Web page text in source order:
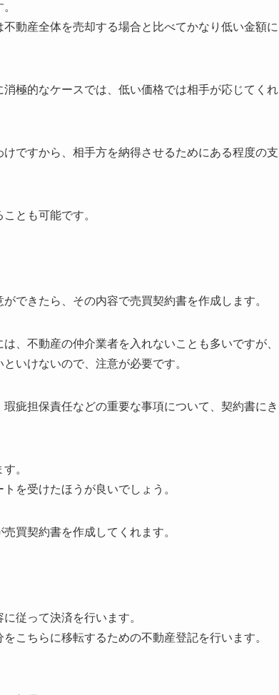
動産全体を売却する場合と比べてかなり低い金額に
極的なケースでは、低い価格では相手が応じてくれ
ですから、相手方を納得させるためにある程度の支
とも可能です。
できたら、その内容で売買契約書を作成します。
、不動産の仲介業者を入れないことも多いですが、
いけないので、注意が必要です。
疵担保責任などの重要な事項について、契約書にき
。
を受けたほうが良いでしょう。
買契約書を作成してくれます。
従って決済を行います。
こちらに移転するための不動産登記を行います。